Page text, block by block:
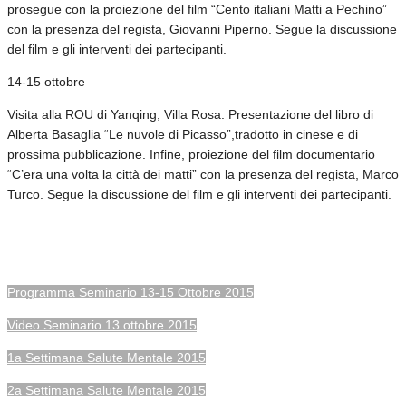
prosegue con la proiezione del film “Cento italiani Matti a Pechino”
con la presenza del regista, Giovanni Piperno. Segue la discussione
del film e gli interventi dei partecipanti.
14-15 ottobre
Visita alla ROU di Yanqing, Villa Rosa. Presentazione del libro di
Alberta Basaglia “Le nuvole di Picasso”,tradotto in cinese e di
prossima pubblicazione. Infine, proiezione del film documentario
“C’era una volta la città dei matti” con la presenza del regista, Marco
Turco. Segue la discussione del film e gli interventi dei partecipanti.
Programma Seminario 13-15 Ottobre 2015
Video Seminario 13 ottobre 2015
1a Settimana Salute Mentale 2015
2a Settimana Salute Mentale 2015